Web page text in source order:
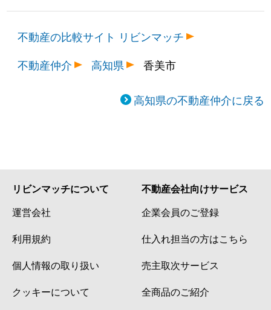
不動産の比較サイト リビンマッチ
不動産仲介
高知県 香美市
高知県の不動産仲介に戻る
リビンマッチについて
運営会社
利用規約
個人情報の取り扱い
クッキーについて
不動産会社向けサービス
企業会員のご登録
仕入れ担当の方はこちら
売主取次サービス
全商品のご紹介